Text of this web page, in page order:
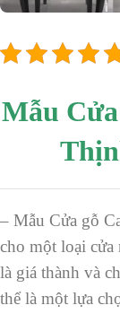
Mẫu
– Mẫu Cửa gỗ
cho một loại cửa
là giá thành và
thể là một lựa